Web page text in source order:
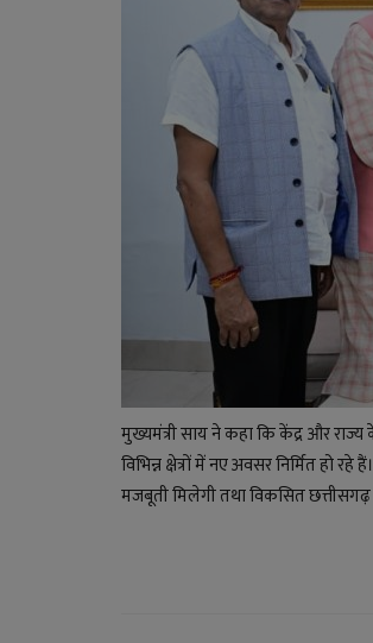
मुख्यमंत्री साय ने कहा कि केंद्र और
विभिन्न क्षेत्रों में नए अवसर निर्मित
मजबूती मिलेगी तथा विकसित